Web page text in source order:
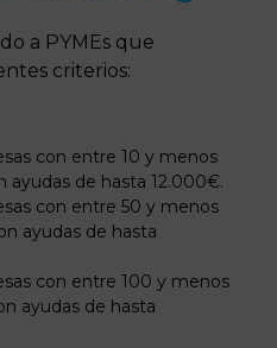
a PYMEs que
criterios:
con entre 10 y menos
ayudas de hasta 12.000€.
con entre 50 y menos
ayudas de hasta
con entre 100 y menos
ayudas de hasta